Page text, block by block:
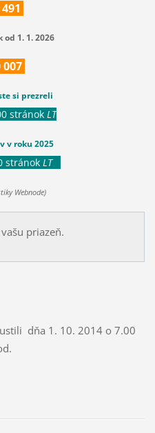
491
od 1. 1. 2026
007
si prezreli
stránok LT
v roku 2025
stránok LT
Webnode)
priazeň.
dňa 1. 10. 2014 o 7.00